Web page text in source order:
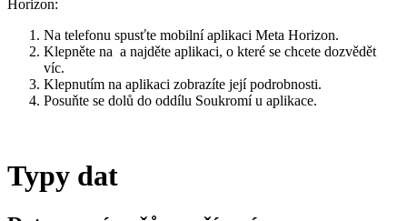
Horizon:
Na telefonu spusťte mobilní aplikaci Meta Horizon.
Klepněte na a najděte aplikaci, o které se chcete dozvědět
víc.
Klepnutím na aplikaci zobrazíte její podrobnosti.
Posuňte se dolů do oddílu Soukromí u aplikace.
Typy dat